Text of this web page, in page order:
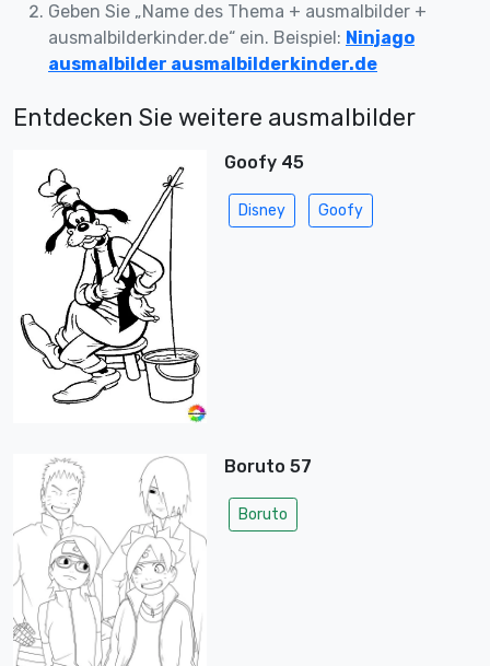
Geben Sie „Name des Thema + ausmalbilder +
ausmalbilderkinder.de“ ein. Beispiel: Ninjago
ausmalbilder ausmalbilderkinder.de
Entdecken Sie weitere ausmalbilder
Goofy 45
Disney Goofy
Boruto 57
Boruto